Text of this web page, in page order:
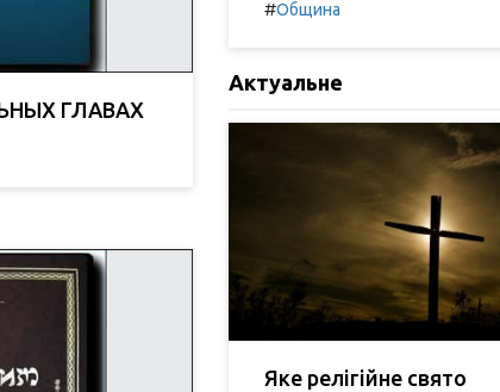
ГЛАВАХ
#Община
Актуальне
Яке релігійне свято